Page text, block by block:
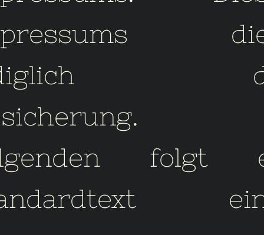
folgt